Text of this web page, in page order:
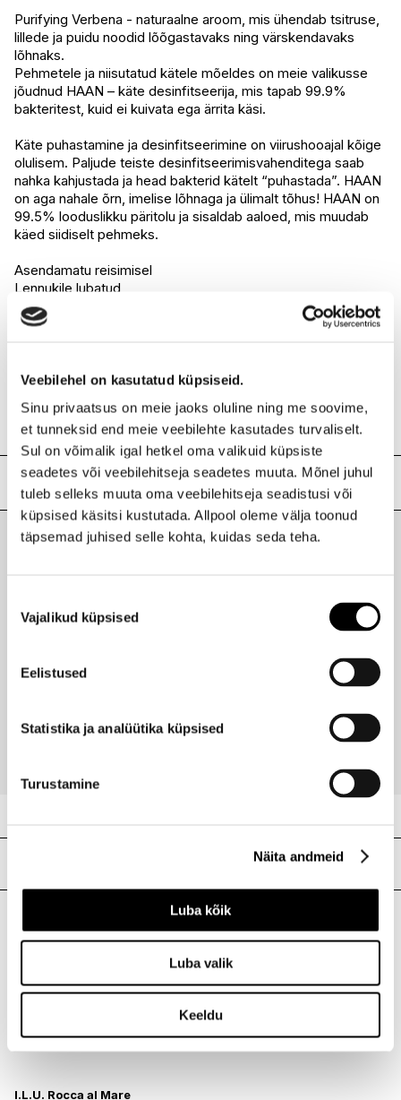
Veebilehel on kasutatud küpsiseid.
Sinu privaatsus on meie jaoks oluline ning me soovime,
et tunneksid end meie veebilehte kasutades turvaliselt.
Sul on võimalik igal hetkel oma valikuid küpsiste
seadetes või veebilehitseja seadetes muuta. Mõnel juhul
tuleb selleks muuta oma veebilehitseja seadistusi või
küpsised käsitsi kustutada. Allpool oleme välja toonud
täpsemad juhised selle kohta, kuidas seda teha.
valik
Vajalikud küpsised
Eelistused
Statistika ja analüütika küpsised
Turustamine
Näita andmeid
Luba kõik
Luba valik
Keeldu
I.L.U. Ülemiste
Ei ole saadaval
I.L.U. Rocca
Saadaval
I.L.U. Lõunakeskus
I.L.U. Pärnu
Saadaval
Purifying Verbena - naturaalne aroom, mis ühendab tsitruse,
lillede ja puidu noodid lõõgastavaks ning värskendavaks
lõhnaks.
Pehmetele ja niisutatud kätele mõeldes on meie valikusse
jõudnud HAAN – käte desinfitseerija, mis tapab 99.9%
bakteritest, kuid ei kuivata ega ärrita käsi.
Käte puhastamine ja desinfitseerimine on viirushooajal kõige
olulisem. Paljude teiste desinfitseerimisvahenditega saab
nahka kahjustada ja head bakterid kätelt “puhastada”. HAAN
on aga nahale õrn, imelise lõhnaga ja ülimalt tõhus! HAAN on
99.5% looduslikku päritolu ja sisaldab aaloed, mis muudab
käed siidiselt pehmeks.
Asendamatu reisimisel
Lennukile lubatud
Taaskasutatavad ja taastäidetavad pakendid
100+ kasutuskorda
Vegan
Saadab maailmas head korda! 20% HAAN-i tuludest läheb
maailma veekriisiga võitlemiseks
Lisainfo
Kaubamärk
HAAN
Laokood
H0204083
Niisutav käte desinfitseerimisvahend Purifying
6,10 €
I.L.U. Kristiine
Endla 45, Tallinn
I.L.U. Rocca al Mare